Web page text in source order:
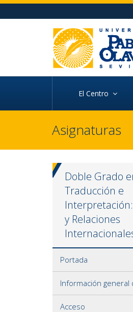
Ir al contenido principal de la página
Ir al pie de la página (alt + p)
Ir al menú principal (alt + u)
El Centro
Asignaturas
Doble Grado
Traducción e
y Relaciones
Portada
Información general
Acceso